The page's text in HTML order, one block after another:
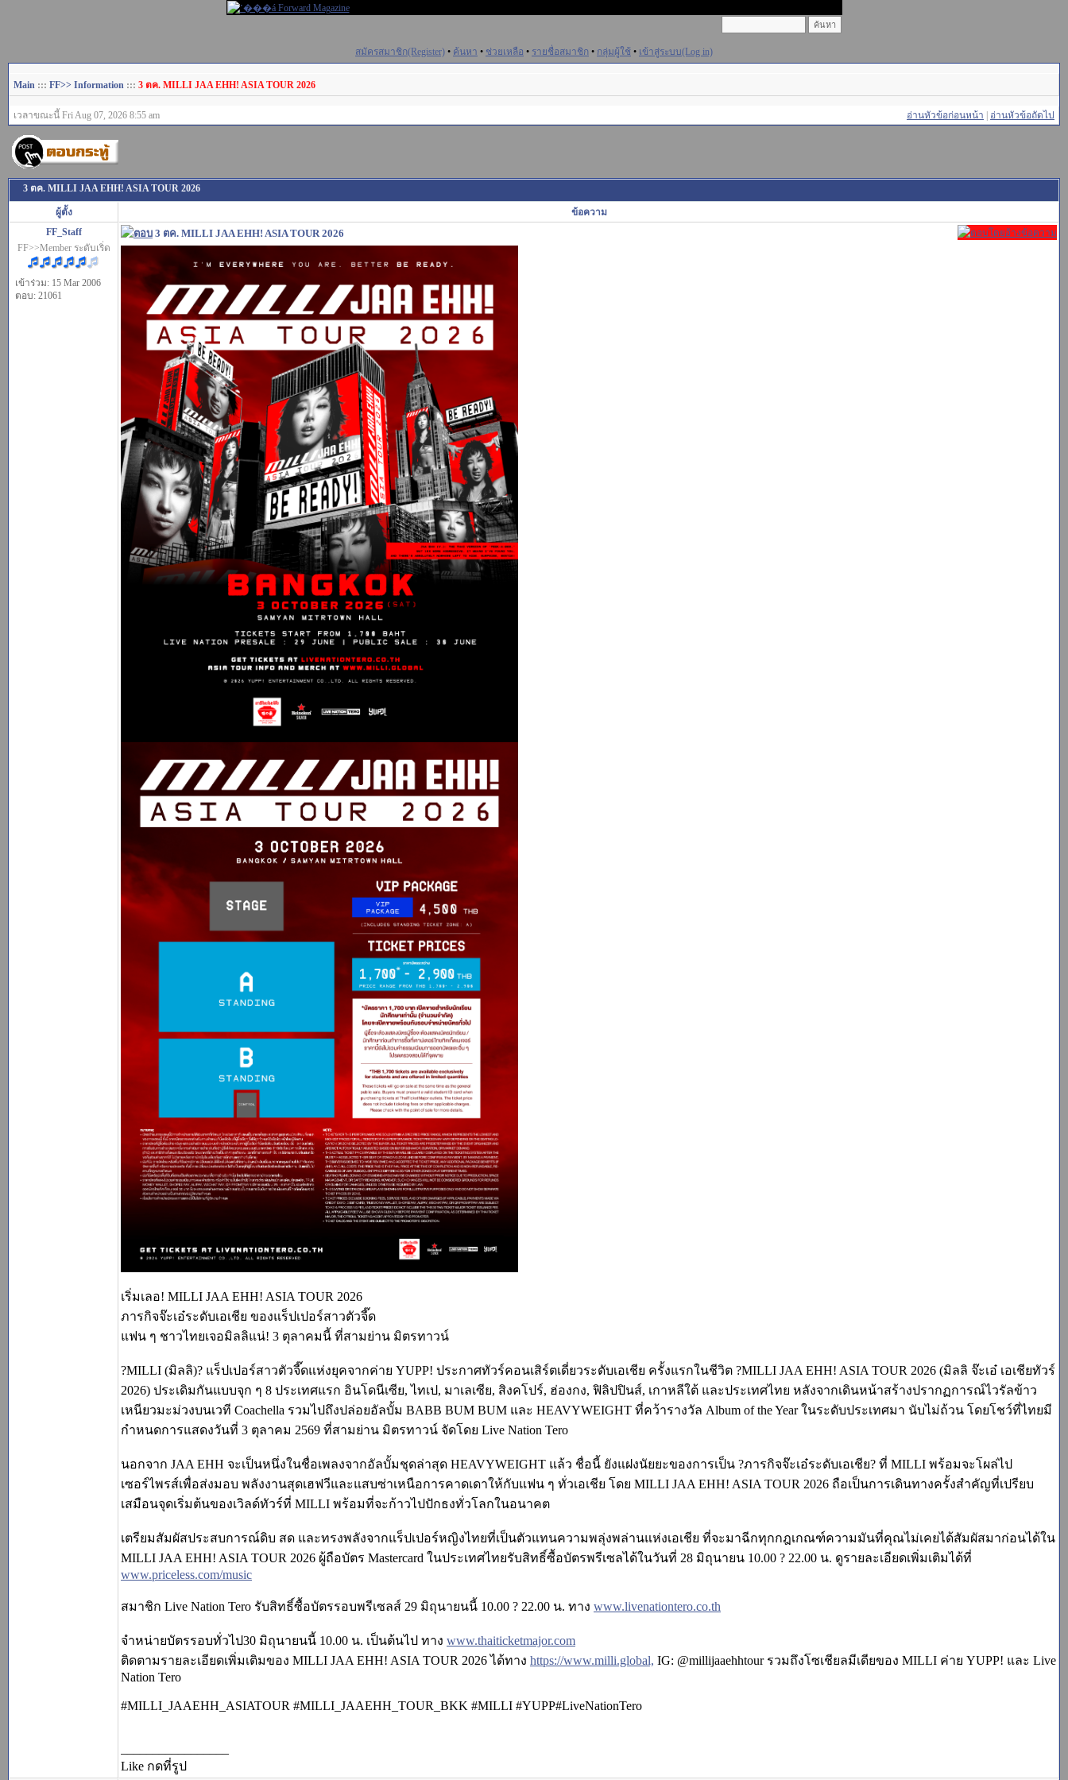
สมัครสมาชิก(Register) • ค้นหา • ช่วยเหลือ • รายชื่อสมาชิก • กลุ่มผู้ใช้ • เข้าสู่ระบบ(Log in)
Main ::: FF>> Information ::: 3 ตค. MILLI JAA EHH! ASIA TOUR 2026
เวลาขณะนี้ Fri Aug 07, 2026 8:55 am อ่านหัวข้อก่อนหน้า อ่านหัวข้อถัดไป
3 ตค. MILLI JAA EHH! ASIA TOUR 2026
ผู้ตั้ง
ข้อความ
FF_Staff
FF>>Member ระดับเริ่ด
เข้าร่วม: 15 Mar 2006
ตอบ: 21061
3 ตค. MILLI JAA EHH! ASIA TOUR 2026
เริ่มเลอ! MILLI JAA EHH! ASIA TOUR 2026
ภารกิจจ๊ะเอ๋ระดับเอเชีย ของแร็ปเปอร์สาวตัวจี๊ด
แฟน ๆ ชาวไทยเจอมิลลิแน่! 3 ตุลาคมนี้ ที่สามย่าน มิตรทาวน์
?MILLI (มิลลิ)? แร็ปเปอร์สาวตัวจี๊ดแห่งยุคจากค่าย YUPP! ประกาศทัวร์คอนเสิร์ตเดี่ยวระดับเอเชีย ครั้งแรกในชีวิต ?MILLI JAA EHH! ASIA TOUR 2026 (มิลลิ จ๊ะเอ๋ เอเชียทัวร์
2026) ประเดิมกันแบบจุก ๆ 8 ประเทศแรก อินโดนีเซีย, ไทเป, มาเลเซีย, สิงคโปร์, ฮ่องกง, ฟิลิปปินส์, เกาหลีใต้ และประเทศไทย หลังจากเดินหน้าสร้างปรากฏการณ์ไวรัลข้าว
เหนียวมะม่วงบนเวที Coachella รวมไปถึงปล่อยอัลบั้ม BABB BUM BUM และ HEAVYWEIGHT ที่คว้ารางวัล Album of the Year ในระดับประเทศมา นับไม่ถ้วน โดยโชว์ที่ไทยมี
กำหนดการแสดงวันที่ 3 ตุลาคม 2569 ที่สามย่าน มิตรทาวน์ จัดโดย Live Nation Tero
นอกจาก JAA EHH จะเป็นหนึ่งในชื่อเพลงจากอัลบั้มชุดล่าสุด HEAVYWEIGHT แล้ว ชื่อนี้ ยังแฝงนัยยะของการเป็น ?ภารกิจจ๊ะเอ๋ระดับเอเชีย? ที่ MILLI พร้อมจะโผล่ไป
เซอร์ไพรส์เพื่อส่งมอบ พลังงานสุดเฮฟวีและแสบซ่าเหนือการคาดเดาให้กับแฟน ๆ ทั่วเอเชีย โดย MILLI JAA EHH! ASIA TOUR 2026 ถือเป็นการเดินทางครั้งสำคัญที่เปรียบ
เสมือนจุดเริ่มต้นของเวิลด์ทัวร์ที่ MILLI พร้อมที่จะก้าวไปปักธงทั่วโลกในอนาคต
เตรียมสัมผัสประสบการณ์ดิบ สด และทรงพลังจากแร็ปเปอร์หญิงไทยที่เป็นตัวแทนความพลุ่งพล่านแห่งเอเชีย ที่จะมาฉีกทุกกฎเกณฑ์ความมันที่คุณไม่เคยได้สัมผัสมาก่อนได้ใน
MILLI JAA EHH! ASIA TOUR 2026 ผู้ถือบัตร Mastercard ในประเทศไทยรับสิทธิ์ซื้อบัตรพรีเซลได้ในวันที่ 28 มิถุนายน 10.00 ? 22.00 น. ดูรายละเอียดเพิ่มเติมได้ที่
www.priceless.com/music
สมาชิก Live Nation Tero รับสิทธิ์ซื้อบัตรรอบพรีเซลส์ 29 มิถุนายนนี้ 10.00 ? 22.00 น. ทาง www.livenationtero.co.th
จำหน่ายบัตรรอบทั่วไป30 มิถุนายนนี้ 10.00 น. เป็นต้นไป ทาง www.thaiticketmajor.com
ติดตามรายละเอียดเพิ่มเติมของ MILLI JAA EHH! ASIA TOUR 2026 ได้ทาง https://www.milli.global, IG: @millijaaehhtour รวมถึงโซเชียลมีเดียของ MILLI ค่าย YUPP! และ Live
Nation Tero
#MILLI_JAAEHH_ASIATOUR #MILLI_JAAEHH_TOUR_BKK #MILLI #YUPP#LiveNationTero
Like กดที่รูป